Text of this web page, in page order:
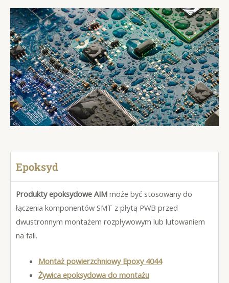
Epoksyd
Produkty epoksydowe AIM może być stosowany do
łączenia komponentów SMT z płytą PWB przed
dwustronnym montażem rozpływowym lub lutowaniem
na fali.
Montaż powierzchniowyEpoxy 4044
Żywica epoksydowa do montażu